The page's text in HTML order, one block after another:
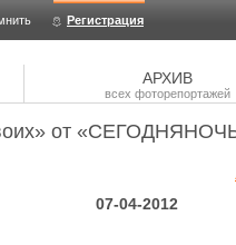
Регистрация
АРХИВ
всех фоторепортажей
от
07-04-2012